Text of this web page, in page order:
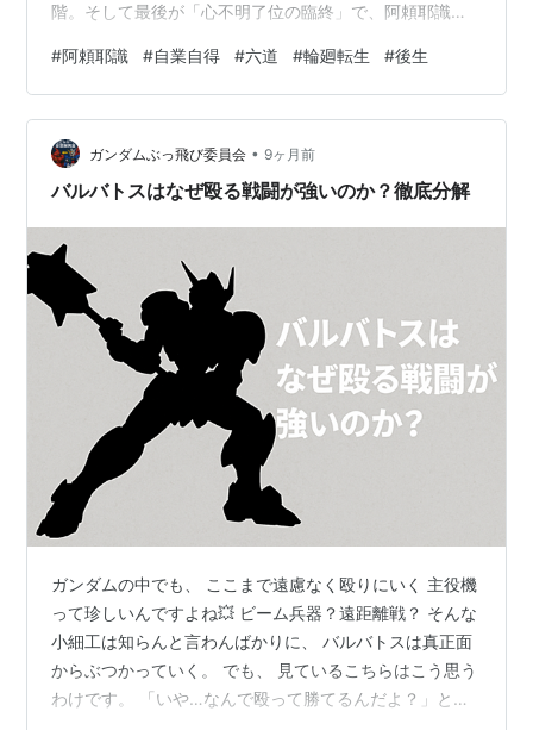
階。そして最後が「心不明了位の臨終」で、阿頼耶識が
難しそうな感じかもしれませんが、実は、私たちの日常
にも似たような経験があります。 小学校の頃は小学校特
有の風景があって、友達がいて、思い出があったと思い
ます。中学校に進学すると、また違う世界が始まりま
す。高校、大学、社会人と進んでいくと、それぞれの時
違…
#阿頼耶識 #自業自得 #六道 #輪廻転生 #後生
ガンダムぶっ飛び委員会 • 9ヶ月前
バルバトスはなぜ殴る戦闘が強いのか？徹底分解
ガンダムの中でも、 ここまで遠慮なく殴りにいく 主役機
って珍しいんですよね💥 ビーム兵器？遠距離戦？ そんな
小細工は知らんと言わんばかりに、 バルバトスは真正面
からぶつかっていく。 でも、 見ているこちらはこう思う
わけです。 「いや…なんで殴って勝てるんだよ？」と。